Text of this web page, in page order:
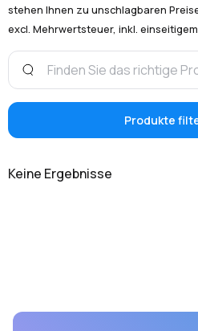
stehen Ihnen zu unschlagbaren
excl. Mehrwertsteuer, inkl.
Produkte
Keine Ergebnisse